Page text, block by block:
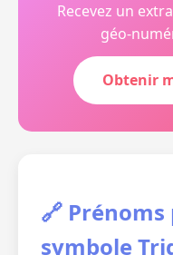
Recevez un
géo-
Obtenir
🔗
symbole